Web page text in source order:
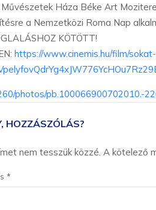
Háza Béke Art
a Nemzetközi Roma Nap
KÖTÖTT!
https://www.cinemis.hu/film/
photos/pb.100066900702010.-
HOZZÁSZÓLÁS?
nem tesszük közzé. A kötelező
*